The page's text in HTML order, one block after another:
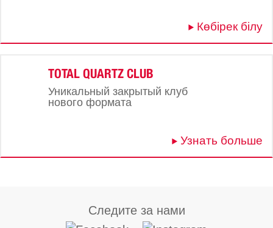
Көбірек білу
TOTAL QUARTZ CLUB
Уникальный закрытый клуб
нового формата
Узнать больше
Следите за нами